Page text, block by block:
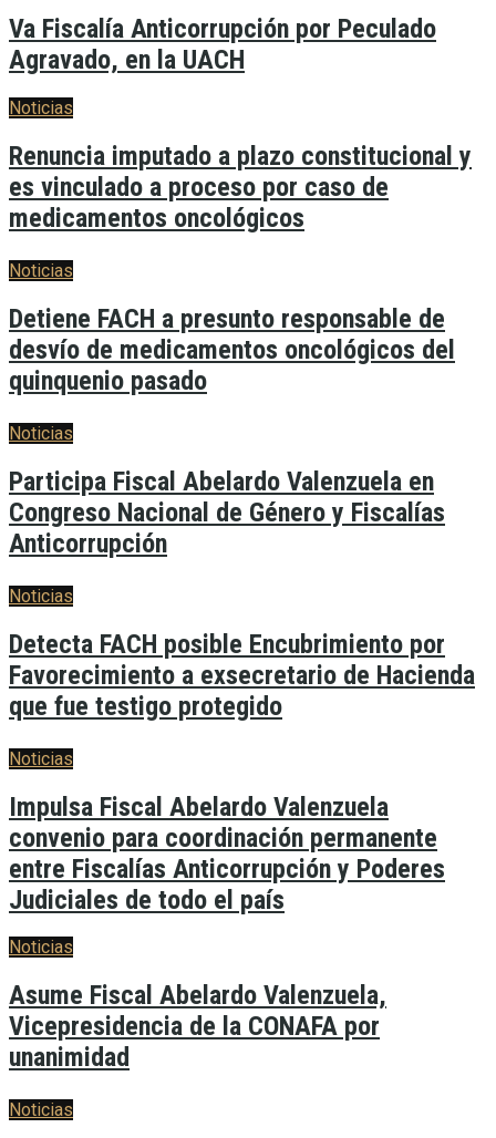
Va Fiscalía Anticorrupción por Peculado
Agravado, en la UACH
Noticias
Renuncia imputado a plazo constitucional y
es vinculado a proceso por caso de
medicamentos oncológicos
Noticias
Detiene FACH a presunto responsable de
desvío de medicamentos oncológicos del
quinquenio pasado
Noticias
Participa Fiscal Abelardo Valenzuela en
Congreso Nacional de Género y Fiscalías
Anticorrupción
Noticias
Detecta FACH posible Encubrimiento por
Favorecimiento a exsecretario de Hacienda
que fue testigo protegido
Noticias
Impulsa Fiscal Abelardo Valenzuela
convenio para coordinación permanente
entre Fiscalías Anticorrupción y Poderes
Judiciales de todo el país
Noticias
Asume Fiscal Abelardo Valenzuela,
Vicepresidencia de la CONAFA por
unanimidad
Noticias